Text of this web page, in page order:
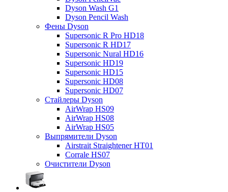
Dyson Wash G1
Dyson Pencil Wash
Фены Dyson
Supersonic R Pro HD18
Supersonic R HD17
Supersonic Nural HD16
Supersonic HD19
Supersonic HD15
Supersonic HD08
Supersonic HD07
Стайлеры Dyson
AirWrap HS09
AirWrap HS08
AirWrap HS05
Выпрямители Dyson
Airstrait Straightener HT01
Corrale HS07
Очистители Dyson